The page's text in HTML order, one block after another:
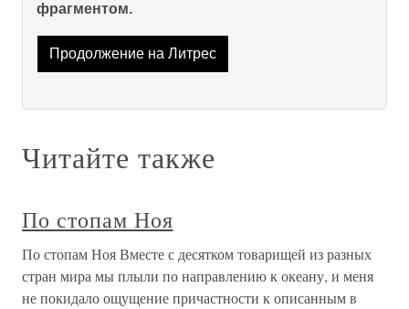
фрагментом.
Продолжение на Литрес
Читайте также
По стопам Ноя
По стопам Ноя Вместе с десятком товарищей из разных
стран мира мы плыли по направлению к океану, и меня
не покидало ощущение причастности к описанным в